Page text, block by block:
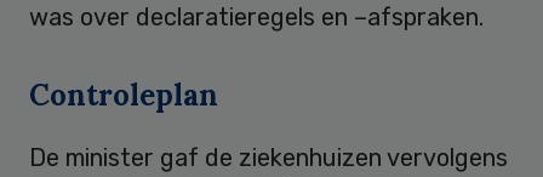
was over declaratieregels en –afspraken.
Controleplan
De minister gaf de ziekenhuizen vervolgens